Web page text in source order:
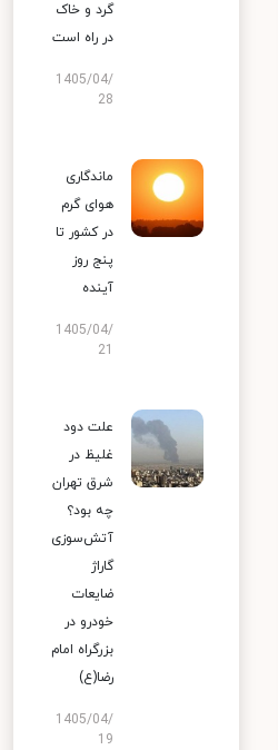
گرد و خاک
در راه است
1405/04/
28
ماندگاری
هوای گرم
در کشور تا
پنج روز
آینده
1405/04/
علت دود
غلیظ در
شرق تهران
چه بود؟
آتش‌سوزی
گاراژ
ضایعات
خودرو در
بزرگراه امام
رضا(ع)
1405/04/
19